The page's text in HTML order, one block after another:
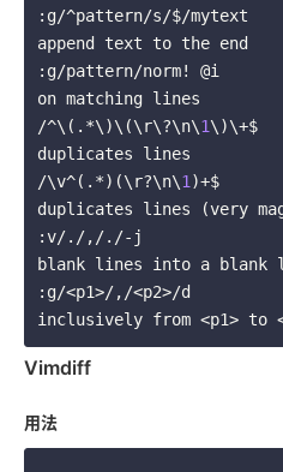
:g/^pattern/s/$/mytext
append text to the end
:g/pattern/norm! @i
on matching lines
/^\(.*\)\(\r\?\n\1\)\+$
duplicates lines
/\v^(.*)(\r?\n\1 )+$
duplicates lines (very
:v/./,/./-j
blank lines into a blank
:g/<p1>/,/<p2>/d
inclusively from <p1> to
Vimdiff
用法